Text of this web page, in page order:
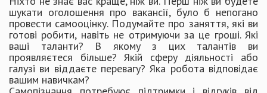
шукати оголошення про вакансії, було б непогано
провести самооцінку. Подумайте про заняття, які ви
готові робити, навіть не отримуючи за це гроші. Які
ваші таланти? В якому з цих талантів ви
проявляєтеся більше? Якій сферу діяльності або
галузі ви віддаєте перевагу? Яка робота відповідає
вашим навичкам?